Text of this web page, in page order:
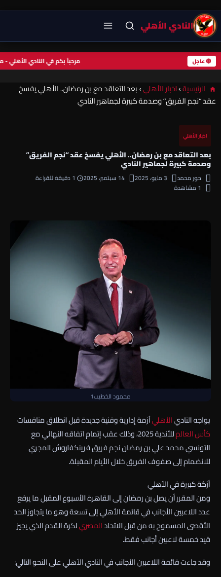
النادي الأهلي
🔴 عاجل مرحباً بكم في النادي
الرئيسية›اخبار الأهلي›بعد التعاقد مع بن رمضان.. الأهلي يفسخ
عقد “نجم الفريق” وصدمة كبيرة لجماهير النادي
اخبار الأهلي
بعد التعاقد مع بن رمضان.. الأهلي يفسخ عقد “نجم الفريق”
وصدمة كبيرة لجماهير النادي
حور محمد 3 مايو، 2025 14 سبتمبر، 2025
1 دقيقة للقراءة
1 مشاهدة
محمود الخطيب1
يواجه الناديالأهليأزمة إدارية وفنية جديدة قبل انطلاق منافسات
كأس العالم
للأندية 2025، وذلك عقب إتمام اتفاقه النهائي مع
التونسي محمد علي بن رمضان نجم فريق فرينكفاروش المجري
للانضمام إلى صفوف الفريق خلال الأيام المقبلة.
أزكة كبيرة في الأهلي
ومن المقرر أن يصل بن رمضان إلى القاهرة الأسبوع المقبل ما يرفع
عدد اللاعبين الأجانب في قائمة الأهلي إلى تسعة وهو ما يتجاوز الحد
الأقصى المسموح به من قبل الاتحادالمصريلكرة القدم الذي يجيز
قيد خمسة لاعبين أجانب فقط.
وقد جاءت قائمة اللاعبين الأجانب في النادي الأهلي على النحو التالي: